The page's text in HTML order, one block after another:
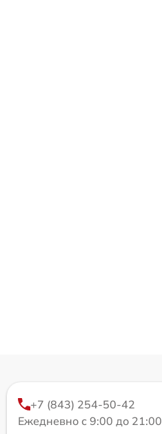
+7 (843) 254-50-42
Ежедневно с 9:00 до 21:00